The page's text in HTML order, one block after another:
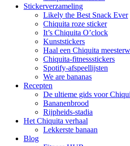
Stickerverzameling
Likely the Best Snack Ever
Chiquita roze sticker
It’s Chiquita O’clock
Kunststickers
Haal een Chiquita
Chiquita-fitnessstickers
Spotify-afspeellijsten
We are bananas
Recepten
De ultieme gids voor
Bananenbrood
Rijpheids-stadia
Het Chiquita verhaal
Lekkerste banaan
Blog